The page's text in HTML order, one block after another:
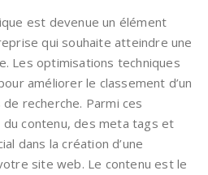
est devenue un élément
qui souhaite atteindre une
Les optimisations techniques
améliorer le classement d’un
recherche. Parmi ces
contenu, des meta tags et
dans la création d’une
site web. Le contenu est le